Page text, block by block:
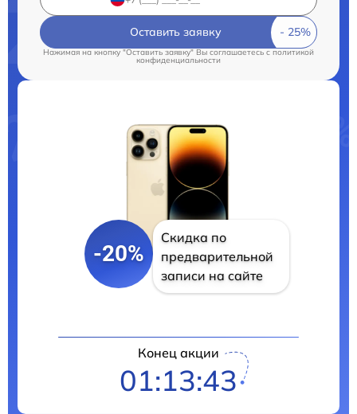
Оставить заявку
Нажимая на кнопку "Оставить заявку" Вы соглашаетесь cполитикой
конфиденциальности
-20%
Скидка по
предварительной
записи на сайте
Конец акции
01:13:41